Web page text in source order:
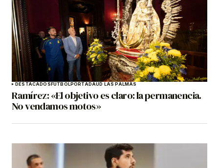
DESTACADOSFÚTBOLPORTADAUD LAS PALMAS
Ramírez: «El objetivo es claro: la permanencia.
No vendamos motos»